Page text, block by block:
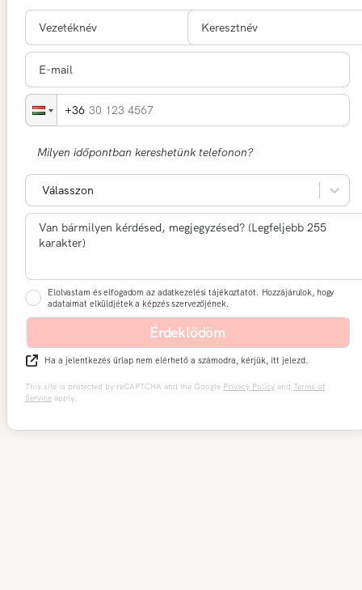
30 123 4567
Milyen időpontban kereshetünk telefonon?
Válasszon
Elolvastam és elfogadom az adatkezelési tájékoztatót. Hozzájárulok, hogy
adataimat elküldjétek a képzés szervezőjének.
Érdeklődöm
Ha a jelentkezés űrlap nem elérhető a számodra, kérjük, itt jelezd.
This site is protected by reCAPTCHA and the Google Privacy Policy and Terms of
Service apply.